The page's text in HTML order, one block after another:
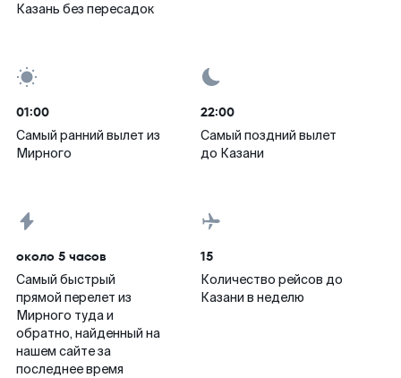
Казань без пересадок
01:00
Самый ранний вылет из
Мирного
22:00
Самый поздний вылет
до Казани
около 5 часов
Самый быстрый
прямой перелет из
Мирного туда и
обратно, найденный на
нашем сайте за
последнее время
15
Количество рейсов до
Казани в неделю